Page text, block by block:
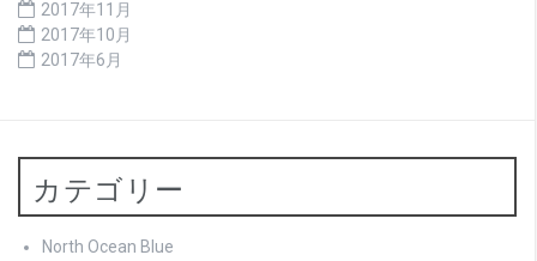
2017年11月
2017年10月
2017年6月
カテゴリー
North Ocean Blue